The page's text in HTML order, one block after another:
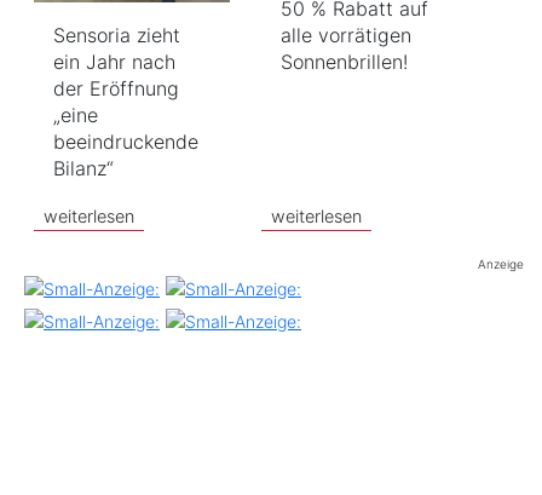
Sensoria zieht
ein Jahr nach
der Eröffnung
„eine
beeindruckende
Bilanz“
weiterlesen
50 % Rabatt auf
alle vorrätigen
Sonnenbrillen!
weiterlesen
Anzeige